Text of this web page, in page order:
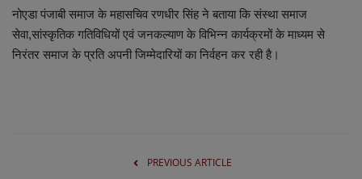
E-Paper
नोएडा पंजाबी समाज के महासचिव रणधीर सिंह ने बताया कि संस्था समाज
सेवा,सांस्कृतिक गतिविधियों एवं जनकल्याण के विभिन्न कार्यक्रमों के माध्यम से
निरंतर समाज के प्रति अपनी जिम्मेदारियों का निर्वहन कर रही है।
PREVIOUS ARTICLE